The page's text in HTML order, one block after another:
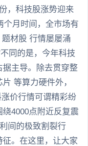
，科技股涨势迎来
个月时间，全市场有
材股 行情屡屡涌
同的是，今年科技
主导。除去贯穿整
等算力硬件外，
价行情可谓精彩纷
4000点附近反复震
间的极致割裂行
。在这里，让大家